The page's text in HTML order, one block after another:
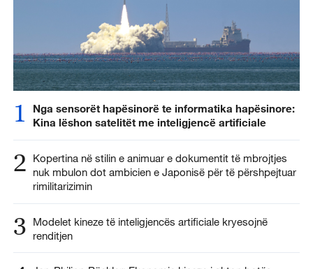
1
Nga sensorët hapësinorë te informatika hapësinore:
Kina lëshon satelitët me inteligjencë artificiale
2
Kopertina në stilin e animuar e dokumentit të mbrojtjes
nuk mbulon dot ambicien e Japonisë për të përshpejtuar
rimilitarizimin
3
Modelet kineze të inteligjencës artificiale kryesojnë
renditjen